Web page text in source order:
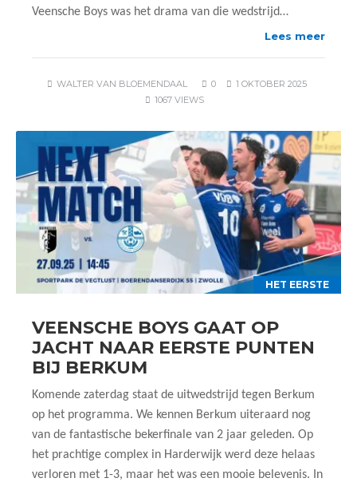
Veensche Boys was het drama van die wedstrijd…
Lees meer
WALTER VAN BLOEMENDAAL 0
1 OKTOBER 2025
1067 VIEWS
HET EERSTE
VEENSCHE BOYS GAAT OP
JACHT NAAR EERSTE PUNTEN
BIJ BERKUM
Komende zaterdag staat de uitwedstrijd tegen Berkum
op het programma. We kennen Berkum uiteraard nog
van de fantastische bekerfinale van 2 jaar geleden. Op
het prachtige complex in Harderwijk werd deze helaas
verloren met 1-3, maar het was een mooie belevenis. In